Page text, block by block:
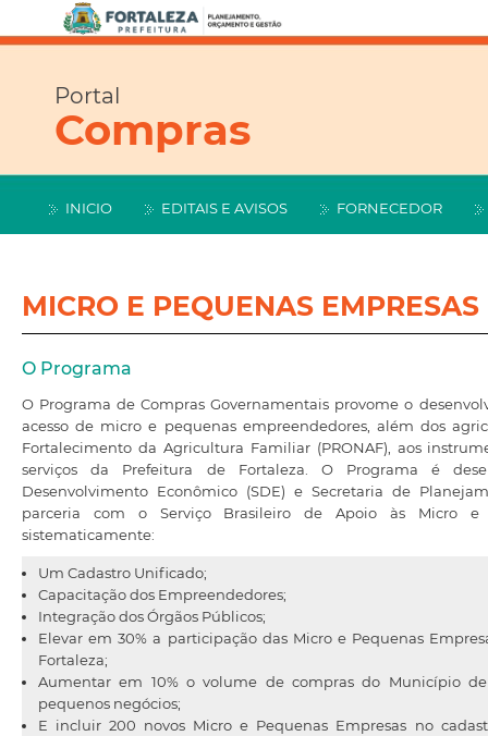
Portal
Compras
INICIO EDITAIS E AVISOS FORNECEDOR
MICRO E PEQUENAS EMPRESAS
O Programa
O Programa de Compras Governamentais provome o
acesso de micro e pequenas empreendedores, além dos
Fortalecimento da Agricultura Familiar (PRONAF), aos
serviços da Prefeitura de Fortaleza. O Programa é
Desenvolvimento Econômico (SDE) e Secretaria de
parceria com o Serviço Brasileiro de Apoio às Micro e
sistematicamente:
Um Cadastro Unificado;
Capacitação dos Empreendedores;
Integração dos Órgãos Públicos;
Elevar em 30% a participação das Micro e Pequenas
Fortaleza;
Aumentar em 10% o volume de compras do Município
pequenos negócios;
E incluir 200 novos Micro e Pequenas Empresas no